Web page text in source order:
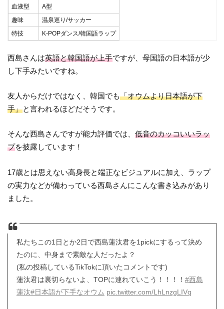
血液型
A型
趣味
温泉巡り/サッカー
特技
K-POPダンス/韓国語ラップ
西島さんは英語と韓国語が上手ですが、母国語の日本語が少
し下手みたいですね。
友人からだけではなく、韓国でも「オウムより日本語が下
手」と言われるほどだそうです。
そんな西島さんですが能力評価では、低音のカッコいいラッ
プを披露しています！
17歳とは思えない高身長と端正なビジュアルに加え、ラップ
の実力などが備わっている西島さんにこんな書き込みがあり
ました。
私たちこの1日とか2日で西島蓮汰君を1pickにするって決め
たのに、中身まで素敵な人だったよ？
(私の投稿しているTikTokに頂いたコメントです)
蓮汰君は裏切らないよ、TOPに連れていこう！！！！ #西島
蓮汰#日本語が下手なオウム pic.twitter.com/LhLnzgLIVq